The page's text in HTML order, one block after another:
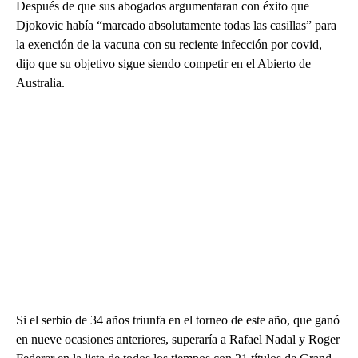
Después de que sus abogados argumentaran con éxito que
Djokovic había “marcado absolutamente todas las casillas” para
la exención de la vacuna con su reciente infección por covid,
dijo que su objetivo sigue siendo competir en el Abierto de
Australia.
Si el serbio de 34 años triunfa en el torneo de este año, que ganó
en nueve ocasiones anteriores, superaría a Rafael Nadal y Roger